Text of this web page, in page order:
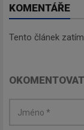
KOMENTÁŘE
Tento článek
OKOMENTOVAT